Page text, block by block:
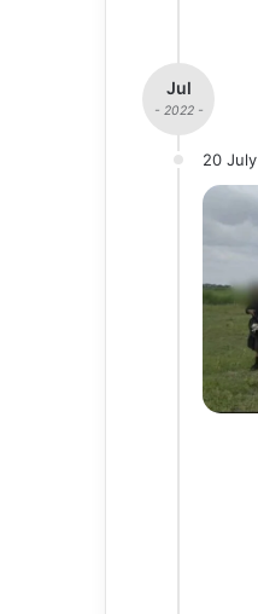
Jul
- 2022 -
20 July